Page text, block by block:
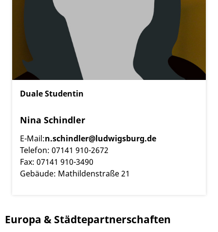
Duale Studentin
Nina Schindler
E-Mail:n.schindler@ludwigsburg.de
Telefon: 07141 910-2672
Fax: 07141 910-3490
Gebäude: Mathildenstraße 21
Europa & Städtepartnerschaften